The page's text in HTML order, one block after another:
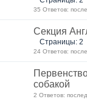
35 Ответов:
Секция
Страницы: 2
24 Ответов:
собакой
2 Ответов: